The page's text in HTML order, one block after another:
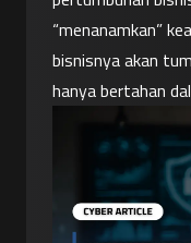
“menanamkan”
bisnisnya akan
hanya bertahan